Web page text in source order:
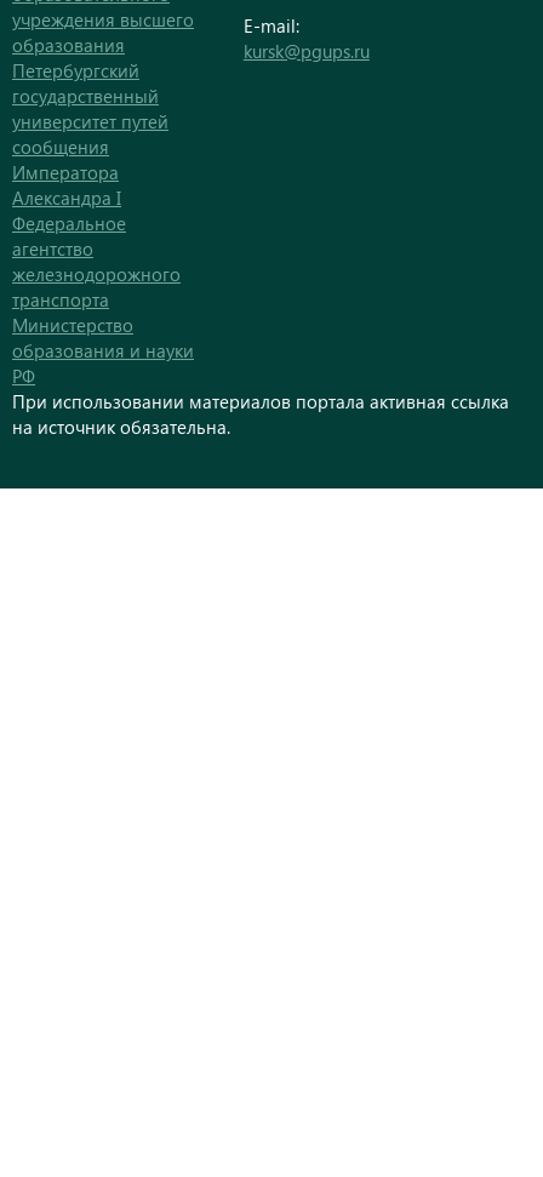
учреждения высшего
образования
Петербургский
государственный
университет путей
сообщения
Императора
Александра I
Федеральное
агентство
железнодорожного
транспорта
Министерство
образования и науки
РФ
E-mail:
kursk@pgups.ru
При использовании материалов портала активная ссылка
на источник обязательна.